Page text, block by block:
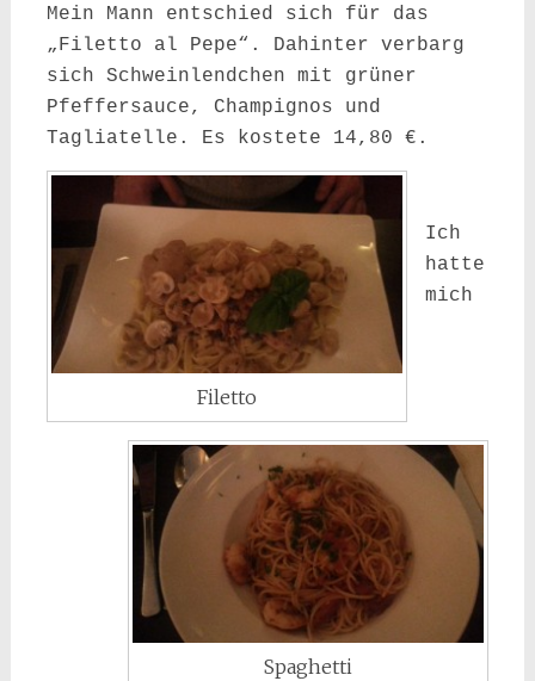
Mein Mann entschied sich für das
„Filetto al Pepe“. Dahinter verbarg
sich Schweinlendchen mit grüner
Pfeffersauce, Champignos und
Tagliatelle. Es kostete 14,80 €.
Filetto
Spaghetti
Ich
hatte
mich